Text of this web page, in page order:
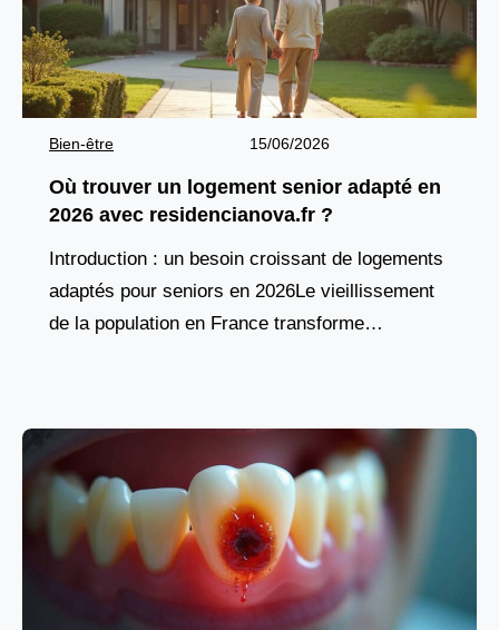
Bien-être 15/06/2026
Où trouver un logement senior adapté en
2026 avec residencianova.fr ?
Introduction : un besoin croissant de logements
adaptés pour seniors en 2026Le vieillissement
de la population en France transforme